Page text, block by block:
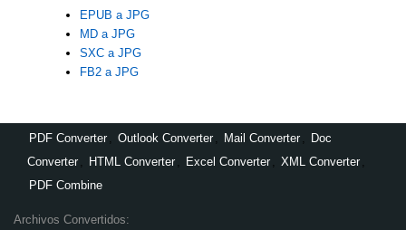
EPUB a JPG
MD a JPG
SXC a JPG
FB2 a JPG
PDF Converter Outlook Converter Mail Converter
Doc
Converter
HTML Converter Excel Converter XML Converter
PDF Combine
Archivos Convertidos: